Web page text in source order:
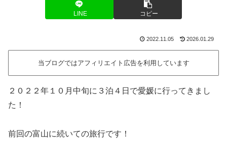
LINE コピー
2022.11.05 2026.01.29
当ブログではアフィリエイト広告を利用しています
２０２２年１０月中旬に３泊４日で愛媛に行ってきまし
た！
前回の富山に続いての旅行です！